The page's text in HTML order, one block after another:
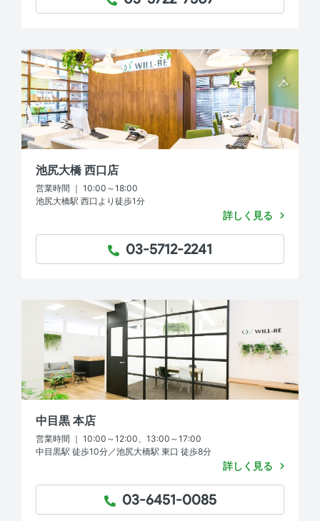
TEL：
池尻大橋 西口店
営業時間 ｜ 10:00～18:00
池尻大橋駅 西口より徒歩1分
TEL：
03-5712-2241
詳しく見る
中目黒 本店
営業時間 ｜ 10:00～12:00、13:00～17:00
中目黒駅 徒歩10分／池尻大橋駅 東口 徒歩8分
TEL：
03-6451-0085
詳しく見る